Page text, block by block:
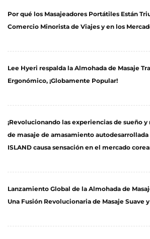
Por qué los Masajeadores Portátiles Están
Comercio Minorista de Viajes y en los
Lee Hyeri respalda la Almohada de Masaje
Ergonómico, ¡Globamente Popular!
¡Revolucionando las experiencias de sueño y
de masaje de amasamiento autodesarrollada
ISLAND causa sensación en el mercado
Lanzamiento Global de la Almohada de
Una Fusión Revolucionaria de Masaje Suave